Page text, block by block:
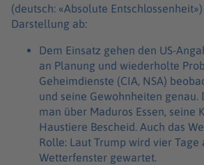
(deutsch: «Absolute Entschlossenheit»)
Darstellung ab:
Dem Einsatz gehen den US-
an Planung und wiederholte
Geheimdienste (CIA, NSA)
und seine Gewohnheiten genau.
man über Maduros Essen, seine
Haustiere Bescheid. Auch das
Rolle: Laut Trump wird vier Tage
Wetterfenster gewartet.